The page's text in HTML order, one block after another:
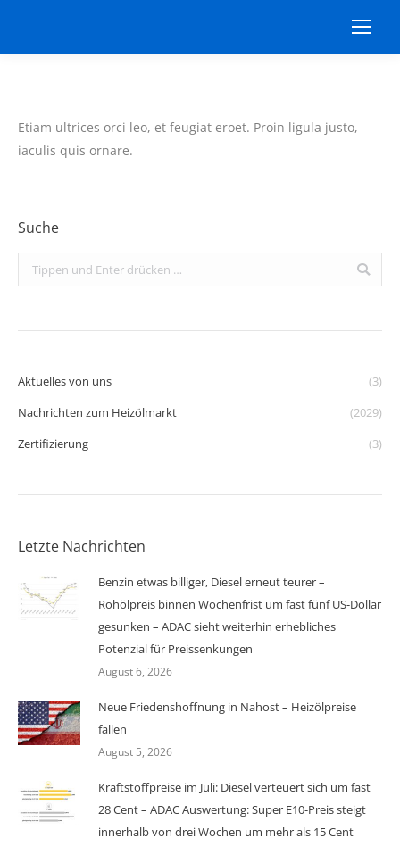
Etiam ultrices orci leo, et feugiat eroet. Proin ligula justo,
iaculis quis ornare.
Suche
Search:
Aktuelles von uns
(3)
Nachrichten zum Heizölmarkt
(2029)
Zertifizierung
(3)
Letzte Nachrichten
Benzin etwas billiger, Diesel erneut teurer –
Rohölpreis binnen Wochenfrist um fast fünf US-Dollar
gesunken – ADAC sieht weiterhin erhebliches
Potenzial für Preissenkungen
August 6, 2026
Neue Friedenshoffnung in Nahost – Heizölpreise
fallen
August 5, 2026
Kraftstoffpreise im Juli: Diesel verteuert sich um fast
28 Cent – ADAC Auswertung: Super E10-Preis steigt
innerhalb von drei Wochen um mehr als 15 Cent